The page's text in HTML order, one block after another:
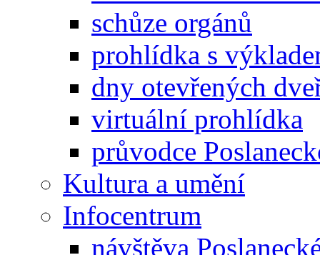
schůze orgánů
prohlídka s
dny otevřených
virtuální prohlídka
průvodce
Kultura a umění
Infocentrum
návštěva